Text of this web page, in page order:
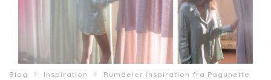
Blog Inspiration Rumdeler inspiration fra Pagunette